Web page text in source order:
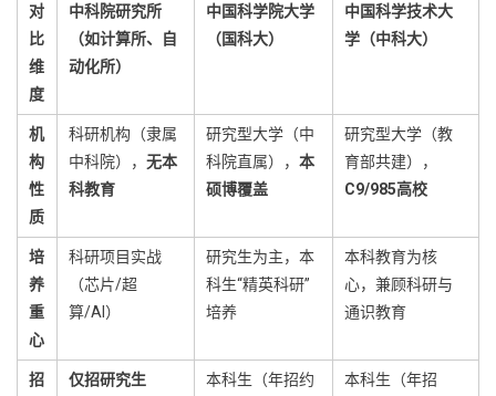
对
比
维
度
中科院研究所
（如计算所、自
动化所）
中国科学院大学
（国科大）
中国科学技术大
学（中科大）
机
构
性
质
科研机构（隶属
中科院）， 无本
科教育
研究型大学（中
科院直属）， 本
硕博覆盖
研究型大学（教
育部共建），
C9/985高校
培
养
重
心
科研项目实战
（芯片/超
算/AI）
研究生为主，本
科生“精英科研”
培养
本科教育为核
心，兼顾科研与
通识教育
招
仅招研究生
本科生（年招约
本科生（年招